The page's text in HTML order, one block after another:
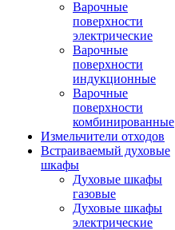
Варочные
поверхности
электрические
Варочные
поверхности
индукционные
Варочные
поверхности
комбинированные
Измельчители отходов
Встраиваемый духовые
шкафы
Духовые шкафы
газовые
Духовые шкафы
электрические